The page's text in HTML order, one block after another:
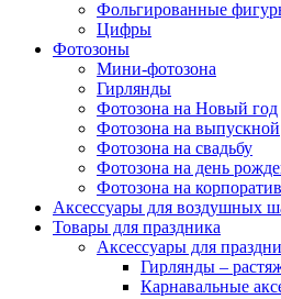
Фольгированные
Цифры
Фотозоны
Мини-фотозона
Гирлянды
Фотозона на Новый год
Фотозона на выпускной
Фотозона на свадьбу
Фотозона на день
Фотозона на корпоратив
Аксессуары для воздушных
Товары для праздника
Аксессуары для
Гирлянды –
Карнавальные